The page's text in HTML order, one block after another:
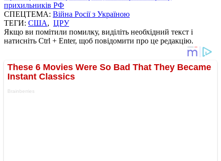
прихильників РФ
СПЕЦТЕМА: Війна Росії з Україною
ТЕГИ: США, ЦРУ
Якщо ви помітили помилку, виділіть необхідний текст і
натисніть Ctrl + Enter, щоб повідомити про це редакцію.